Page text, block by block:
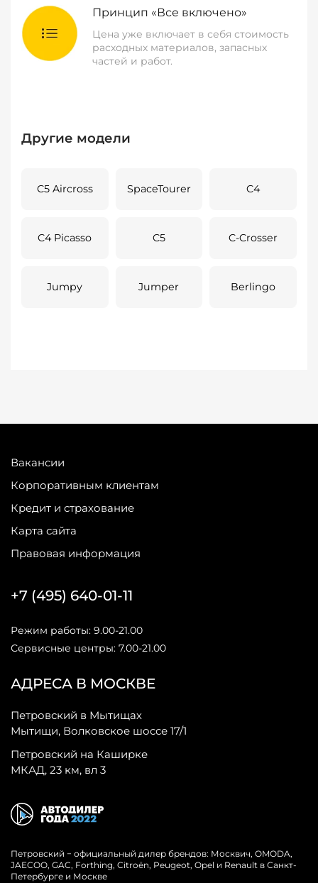
Принцип «Все включено»
Цена уже включает в себя стоимость
расходных материалов, запасных
частей и работ.
Другие модели
C5 Aircross SpaceTourer C4
C4 Picasso C5 C-Crosser
Jumpy Jumper Berlingo
Вакансии
Корпоративным клиентам
Кредит и страхование
Карта сайта
Правовая информация
АДРЕСА В МОСКВЕ
Петровский в Мытищах
Мытищи, Волковское шоссе 17/1
Петровский на Каширке
МКАД, 23 км, вл 3
+7 (495) 640-01-11
Режим работы: 9.00-21.00
Сервисные центры: 7.00-21.00
Петровский − официальный дилер брендов: Москвич, OMODA,
JAECOO, GAC, Forthing, Citroёn, Peugeot, Opel и Renault в Санкт-
Петербурге и Москве